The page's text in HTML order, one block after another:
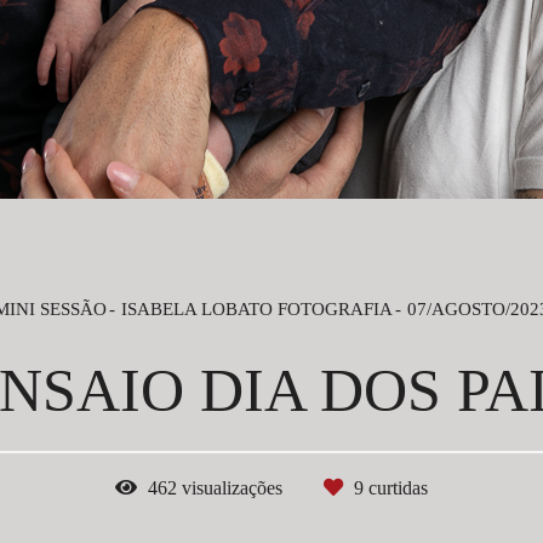
SESSÃO ISABELA LOBATO FOTOGRAFIA 07/AGOSTO/
DIA DOS
462 visualizações 9 curtidas